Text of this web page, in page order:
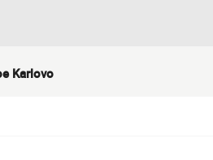
Karlovo